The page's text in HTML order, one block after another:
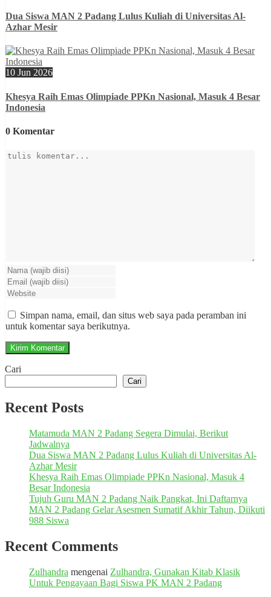
Dua Siswa MAN 2 Padang Lulus Kuliah di Universitas Al-
Azhar Mesir
10 Jun 2026
Khesya Raih Emas Olimpiade PPKn Nasional, Masuk 4 Besar
Indonesia
0 Komentar
Simpan nama, email, dan situs web saya pada peramban ini
untuk komentar saya berikutnya.
Cari
Cari
Recent Posts
Matamuda MAN 2 Padang Segera Dimulai, Berikut
Jadwalnya
Dua Siswa MAN 2 Padang Lulus Kuliah di Universitas Al-
Azhar Mesir
Khesya Raih Emas Olimpiade PPKn Nasional, Masuk 4
Besar Indonesia
Tujuh Guru MAN 2 Padang Naik Pangkat, Ini Daftarnya
MAN 2 Padang Gelar Asesmen Sumatif Akhir Tahun, Diikuti
988 Siswa
Recent Comments
Zulhandra mengenai Zulhandra, Gunakan Kitab Klasik
Untuk Pengayaan Bagi Siswa PK MAN 2 Padang